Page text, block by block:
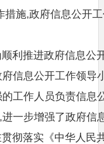
施,政府信息公开
推进政府信息公
信息公开工作领导
工作人员负责信息
一步增强了政府信
落实《中华人民